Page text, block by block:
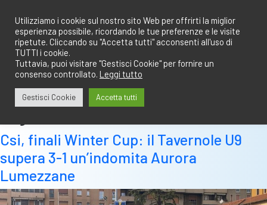
contenuto
Csi, finali Winter Cup: il Tavernole U9
supera 3-1 un’indomita Aurora
Lumezzane
Utilizziamo i cookie sul nostro sito Web per offrirti la miglior
esperienza possibile, ricordando le tue preferenze e le visite
ripetute. Cliccando su "Accetta tutti" acconsenti all'uso di
TUTTI i cookie.
Tuttavia, puoi visitare "Gestisci Cookie" per fornire un
consenso controllato. Leggi tutto
Gestisci Cookie Accetta tutti